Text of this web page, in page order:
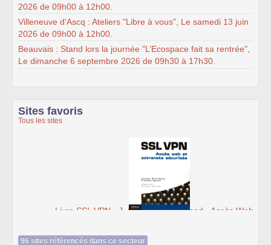
2026 de 09h00 à 12h00.
Villeneuve d’Ascq : Ateliers "Libre à vous", Le samedi 13 juin
2026 de 09h00 à 12h00.
Beauvais : Stand lors la journée "L’Ecospace fait sa rentrée",
Le dimanche 6 septembre 2026 de 09h30 à 17h30.
Sites favoris
Tous les sites
Livre SSL VPN - J. Steinberg, T. Speed - Accès Web et